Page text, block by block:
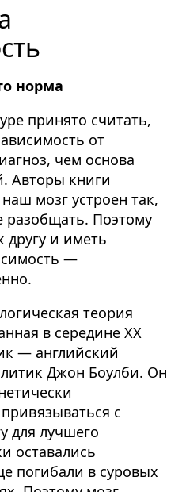
норма
принято считать,
от
чем основа
Авторы книги
наш мозг устроен так,
разобщать. Поэтому
другу и иметь
—
теория
в середине XX
— английский
Джон Боулби. Он
с
для лучшего
оставались
погибали в суровых